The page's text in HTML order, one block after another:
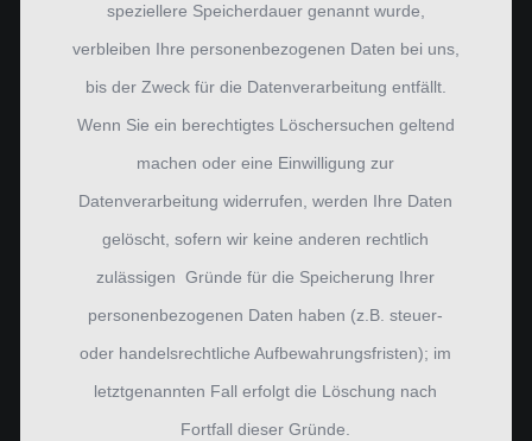
speziellere Speicherdauer genannt wurde,
verbleiben Ihre personenbezogenen Daten bei uns,
bis der Zweck für die Datenverarbeitung entfällt.
Wenn Sie ein berechtigtes Löschersuchen geltend
machen oder eine Einwilligung zur
Datenverarbeitung widerrufen, werden Ihre Daten
gelöscht, sofern wir keine anderen rechtlich
zulässigen Gründe für die Speicherung Ihrer
personenbezogenen Daten haben (z.B. steuer-
oder handelsrechtliche Aufbewahrungsfristen); im
letztgenannten Fall erfolgt die Löschung nach
Fortfall dieser Gründe.